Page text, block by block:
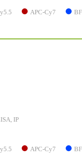
APC-Cy7
IP
APC-Cy7